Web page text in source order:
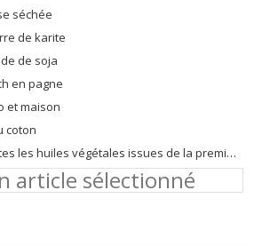
séchée
de karite
de soja
en pagne
et maison
coton
les huiles végétales issues de la première pression à froid
article sélectionné